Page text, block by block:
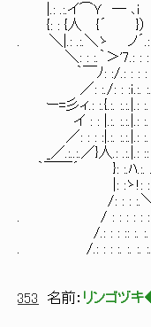
|.: .:.イ⌒Ｙ ─ ､ｉ
{: : {人 {´ }） ＞:
. ＼|.: .:.＼ゝ ノ´.: :
＼: : :.｀＞'7.: : : : :
｀￣ﾉ: :/.: : : : : : : :
／: :./: : :ｉ.:. :.:.＼:
ー=彡ィ.: :.{.:. :.:.|.: :.
イ : : |.:. :.:.|.: :. .:.イ
／: : : :|.:. :.:.|.: :. :.
_／.:..:.／}人.:
｀￣￣´ }: :.ﾊ.:.
|: :ゝ!: : :
/: : : :.＼ﾄ､: ∧
. / : : : : : : : :
/.: : : :: :. :. :./⌒
. /.: : : :. :. :. :./
353 名前： リンゴヅ